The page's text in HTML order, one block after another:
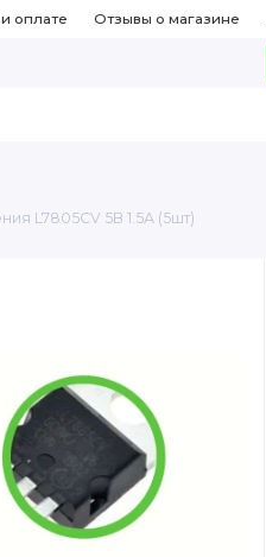
оплате Отзывы о магазине
L7805CV 5В 1.5А (5шт)